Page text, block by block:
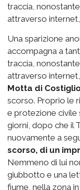
traccia,
attraverso
Una sparizione
accompagna a
traccia,
attraverso
Motta di
scorso. Proprio le
e protezione civile
giorni, dopo che il
nuovamente a
scorso, di un
Nemmeno di lui
giubbotto e una
fiume, nella zona